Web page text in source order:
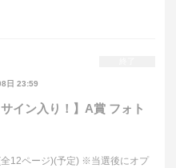
日 23:59
イン入り！】A賞 フォト
12ページ)(予定) ※当選後にオプ